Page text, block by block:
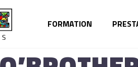
FORMATION